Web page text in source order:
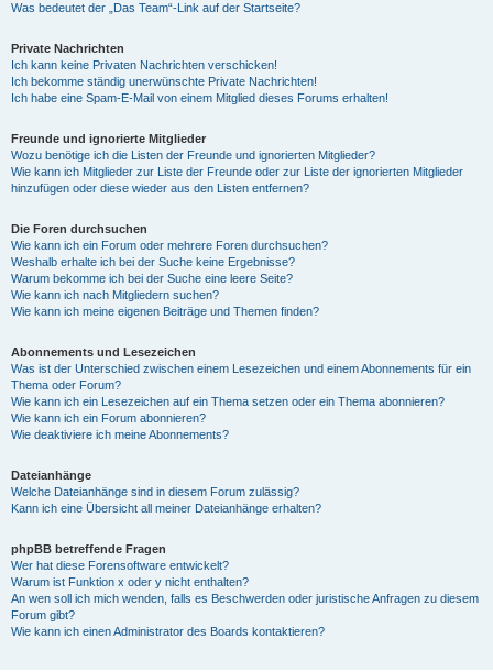
Was bedeutet der „Das Team“-Link auf der Startseite?
Private Nachrichten
Ich kann keine Privaten Nachrichten verschicken!
Ich bekomme ständig unerwünschte Private Nachrichten!
Ich habe eine Spam-E-Mail von einem Mitglied dieses Forums erhalten!
Freunde und ignorierte Mitglieder
Wozu benötige ich die Listen der Freunde und ignorierten Mitglieder?
Wie kann ich Mitglieder zur Liste der Freunde oder zur Liste der ignorierten Mitglieder
hinzufügen oder diese wieder aus den Listen entfernen?
Die Foren durchsuchen
Wie kann ich ein Forum oder mehrere Foren durchsuchen?
Weshalb erhalte ich bei der Suche keine Ergebnisse?
Warum bekomme ich bei der Suche eine leere Seite?
Wie kann ich nach Mitgliedern suchen?
Wie kann ich meine eigenen Beiträge und Themen finden?
Abonnements und Lesezeichen
Was ist der Unterschied zwischen einem Lesezeichen und einem Abonnements für ein
Thema oder Forum?
Wie kann ich ein Lesezeichen auf ein Thema setzen oder ein Thema abonnieren?
Wie kann ich ein Forum abonnieren?
Wie deaktiviere ich meine Abonnements?
Dateianhänge
Welche Dateianhänge sind in diesem Forum zulässig?
Kann ich eine Übersicht all meiner Dateianhänge erhalten?
phpBB betreffende Fragen
Wer hat diese Forensoftware entwickelt?
Warum ist Funktion x oder y nicht enthalten?
An wen soll ich mich wenden, falls es Beschwerden oder juristische Anfragen zu diesem
Forum gibt?
Wie kann ich einen Administrator des Boards kontaktieren?